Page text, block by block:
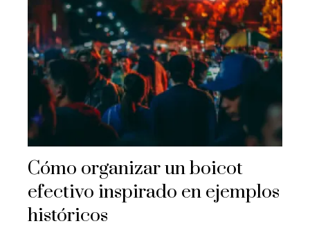
Cómo organizar un boicot
efectivo inspirado en ejemplos
históricos